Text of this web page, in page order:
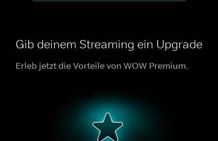
Gib deinem Streaming ein Upgrade
Erleb jetzt die Vorteile von WOW Premium.